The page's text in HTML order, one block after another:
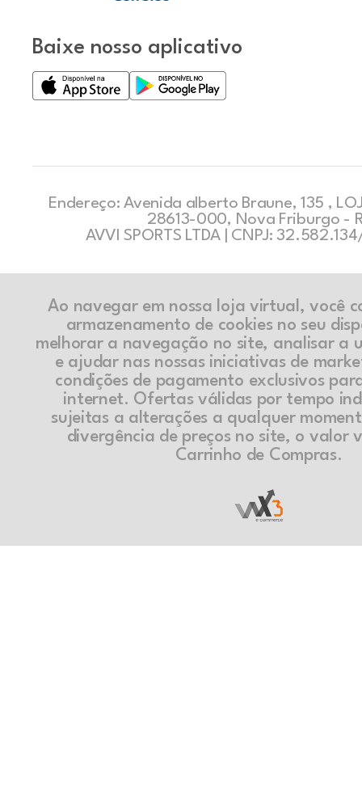
Baixe nosso aplicativo
Endereço: Avenida alberto Braune, 135 ,
28613-000, Nova Friburgo -
AVVI SPORTS LTDA | CNPJ:
Ao navegar em nossa loja virtual, você
armazenamento de cookies no seu
melhorar a navegação no site, analisar a
e ajudar nas nossas iniciativas de
condições de pagamento exclusivos
internet. Ofertas válidas por tempo
sujeitas a alterações a qualquer
divergência de preços no site, o valor
Carrinho de Compras.